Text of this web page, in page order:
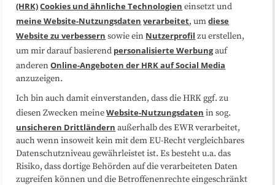
Medienarbeit Kooperationen
Datenschutzerklärung Impressum
Sitemap
Folgen Sie uns
(HRK)Cookies und ähnliche Technologien einsetzt und
meine Website-Nutzungsdaten verarbeitet, umdiese
Website zu verbessern sowie ein Nutzerprofil zu erstellen,
um mir darauf basierend personalisierte Werbungauf
anderenOnline-Angeboten der HRK auf Social Media
anzuzeigen.
Ich bin auch damit einverstanden, dass die HRK ggf. zu
diesen Zwecken meineWebsite-Nutzungsdaten in sog.
unsicheren Drittländern außerhalb des EWR verarbeitet,
auch wenn insoweit kein mit dem EU-Recht vergleichbares
Datenschutzniveau gewährleistet ist. Es besteht u.a. das
Risiko, dass dortige Behörden auf die verarbeiteten Daten
zugreifen können und die Betroffenenrechte eingeschränkt